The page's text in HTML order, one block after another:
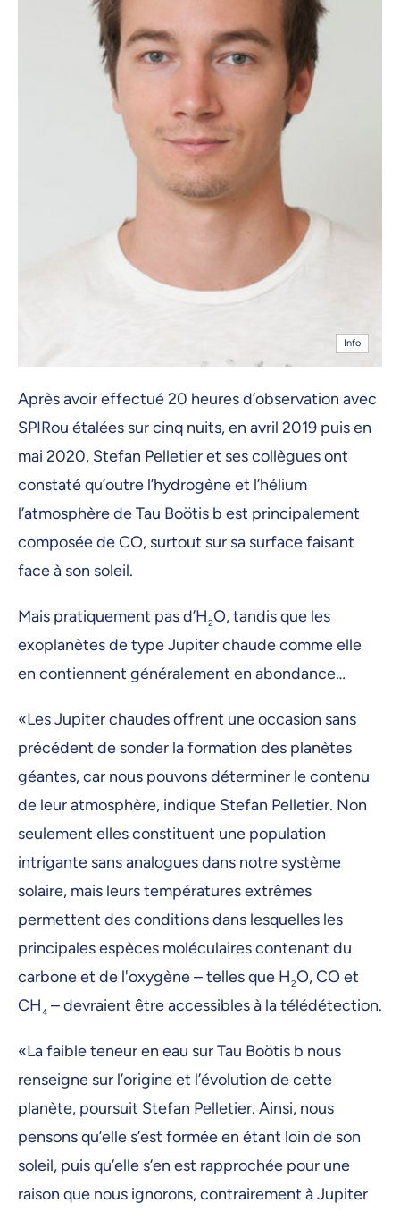
Info
Après avoir effectué 20 heures d’observation avec
SPIRou étalées sur cinq nuits, en avril 2019 puis en
mai 2020, Stefan Pelletier et ses collègues ont
constaté qu’outre l’hydrogène et l’hélium
l’atmosphère de Tau Boötis b est principalement
composée de CO, surtout sur sa surface faisant
face à son soleil.
Mais pratiquement pas d’H2O, tandis que les
exoplanètes de type Jupiter chaude comme elle
en contiennent généralement en abondance…
«Les Jupiter chaudes offrent une occasion sans
précédent de sonder la formation des planètes
géantes, car nous pouvons déterminer le contenu
de leur atmosphère, indique Stefan Pelletier. Non
seulement elles constituent une population
intrigante sans analogues dans notre système
solaire, mais leurs températures extrêmes
permettent des conditions dans lesquelles les
principales espèces moléculaires contenant du
carbone et de l'oxygène – telles que H2O, CO et
CH4 – devraient être accessibles à la télédétection.
«La faible teneur en eau sur Tau Boötis b nous
renseigne sur l’origine et l’évolution de cette
planète, poursuit Stefan Pelletier. Ainsi, nous
pensons qu’elle s’est formée en étant loin de son
soleil, puis qu’elle s’en est rapprochée pour une
raison que nous ignorons, contrairement à Jupiter